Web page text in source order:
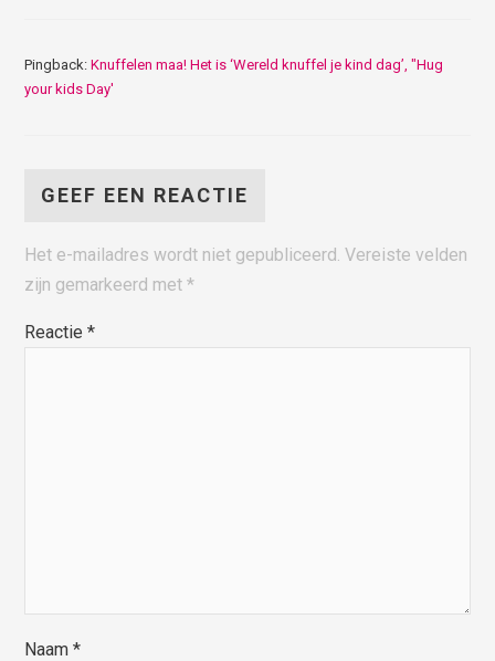
Pingback:Knuffelen maa! Het is ‘Wereld knuffel je kind dag’, "Hug
your kids Day'
GEEF EEN REACTIE
Het e-mailadres wordt niet gepubliceerd. Vereiste velden
zijn gemarkeerd met*
Reactie*
Naam*